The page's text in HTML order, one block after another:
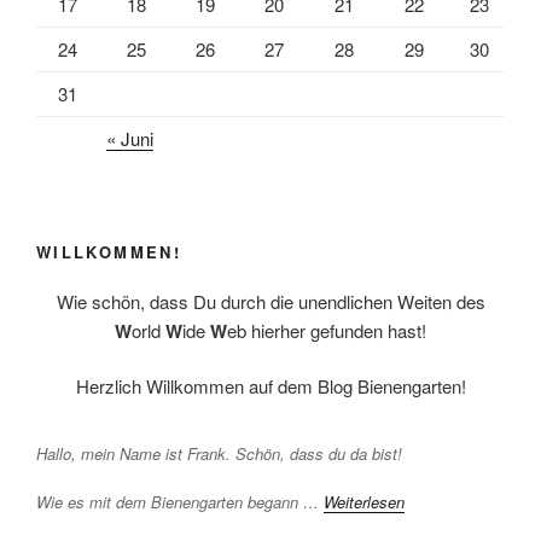
24
25 26 27 28 29
30
31
« Juni
WILLKOMMEN!
Wie schön, dass Du durch die unendlichen Weiten des
WorldWideWeb hierher gefunden hast!
Herzlich Willkommen auf dem Blog Bienengarten!
Hallo, mein Name ist Frank. Schön, dass du da bist!
Wie es mit dem Bienengarten begann … Weiterlesen